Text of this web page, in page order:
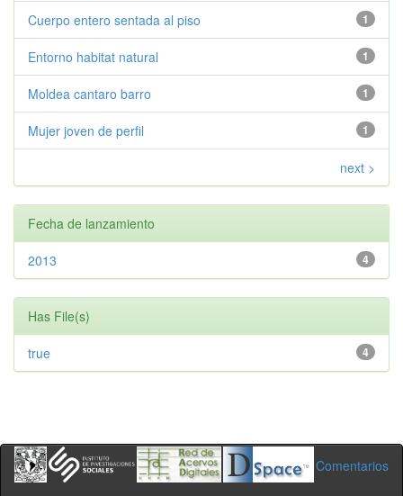
1
Cuerpo entero sentada al piso
1
Entorno habitat natural
1
Moldea cantaro barro
1
Mujer joven de perfil
next >
Fecha de lanzamiento
4
2013
Has File(s)
4
true
Comentarios